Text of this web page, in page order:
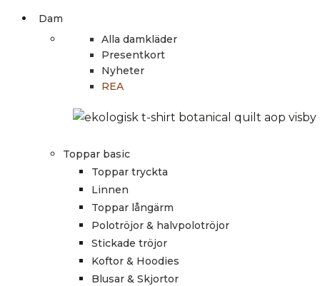
Dam
Alla damkläder
Presentkort
Nyheter
REA
Toppar basic
Toppar tryckta
Linnen
Toppar långärm
Polotröjor & halvpolotröjor
Stickade tröjor
Koftor & Hoodies
Blusar & Skjortor